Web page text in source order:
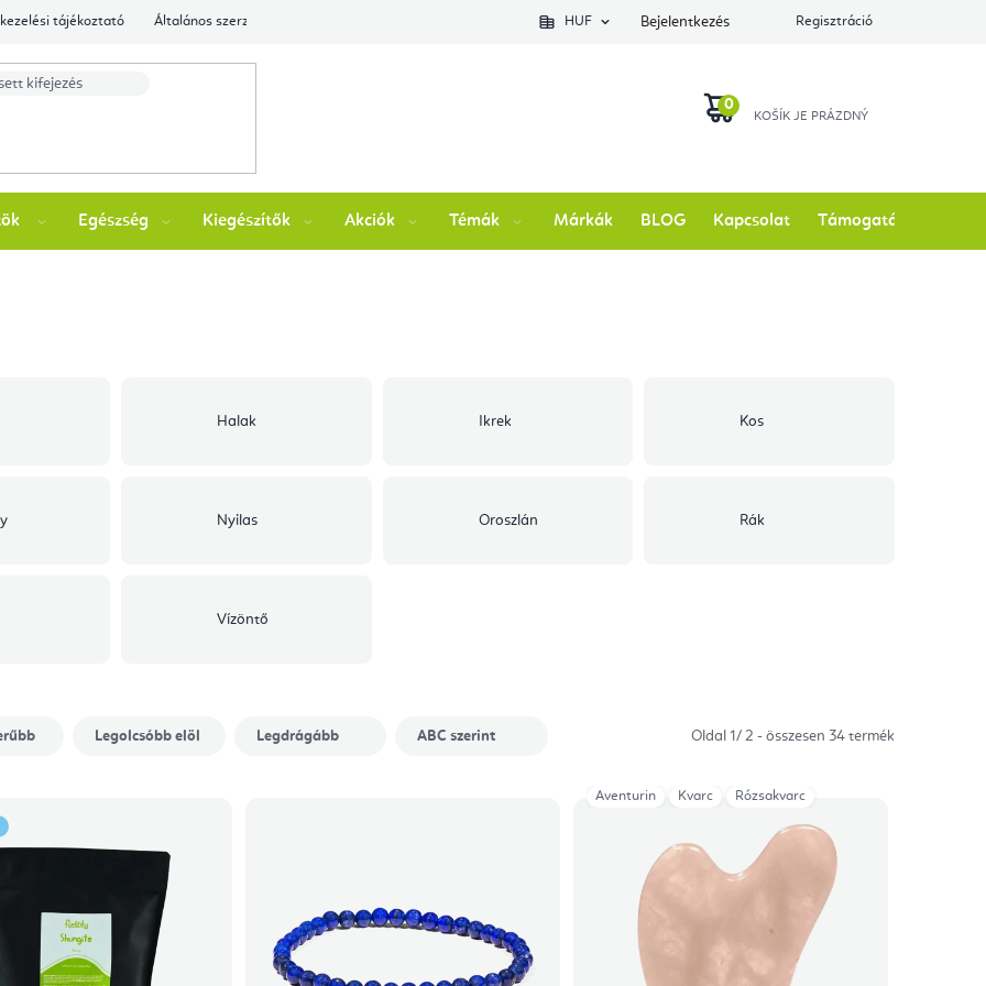
tájékoztató Általános szerződési feltételek Ellenőrizze a rendelés állapotátHUF Bejelentkezés Regisztráció
Egészség Kiegészítők Akciók Témák Márkák BLOG Kapcsolat Támogatás
Halak Ikrek Kos
Nyilas Oroszlán Rák
Vízöntő
Oldal 1/ 2 - összesen 34 termék
Legolcsóbb elöl Legdrágább ABC szerint
Aventurin Kvarc Rózsakvarc